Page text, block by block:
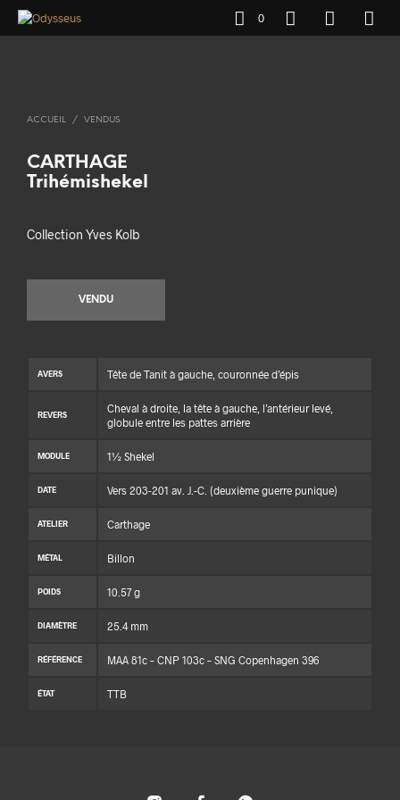
0
ACCUEIL / VENDUS
CARTHAGE
Trihémishekel
Collection Yves Kolb
VENDU
AVERS Tête de Tanit à gauche, couronnée d’épis
REVERS
Cheval à droite, la tête à gauche, l’antérieur levé,
globule entre les pattes arrière
MODULE 1½ Shekel
DATE Vers 203-201 av. J.-C. (deuxième guerre punique)
ATELIER Carthage
MÉTAL Billon
POIDS 10.57 g
DIAMÈTRE 25.4 mm
RÉFÉRENCE MAA 81c – CNP 103c – SNG Copenhagen 396
ÉTAT TTB